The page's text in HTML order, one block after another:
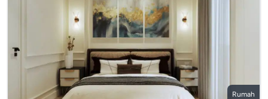
Rumah